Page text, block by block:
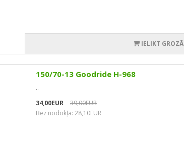
IELIKT GROZĀ
150/70-13 Goodride H-968
..
34,00EUR
39,00EUR
Bez nodokļa: 28,10EUR